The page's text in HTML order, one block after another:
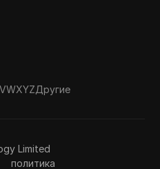
VWXYZДругие
Limited
политика